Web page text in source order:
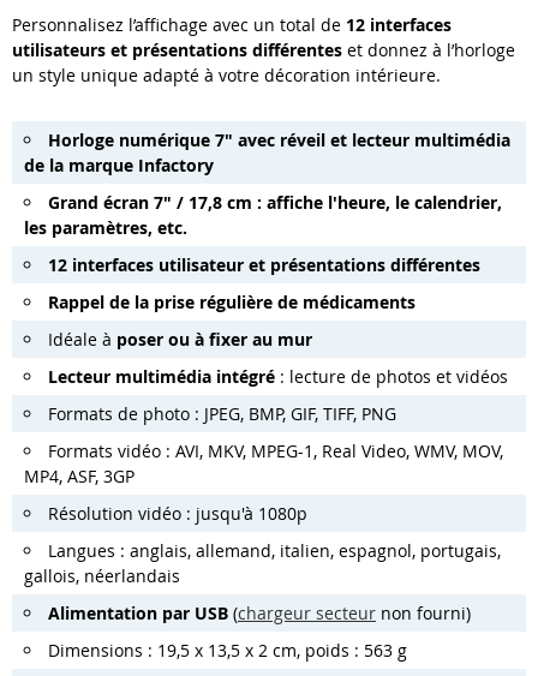
Personnalisez l’affichage avec un total de 12 interfaces
utilisateurs et présentations différentes et donnez à l’horloge
un style unique adapté à votre décoration intérieure.
Horloge numérique 7" avec réveil et lecteur multimédia
de la marque Infactory
Grand écran 7" / 17,8 cm : affiche l'heure, le calendrier,
les paramètres, etc.
12 interfaces utilisateur et présentations différentes
Rappel de la prise régulière de médicaments
Idéale à poser ou à fixer au mur
Lecteur multimédia intégré : lecture de photos et vidéos
Formats de photo : JPEG, BMP, GIF, TIFF, PNG
Formats vidéo : AVI, MKV, MPEG-1, Real Video, WMV, MOV,
MP4, ASF, 3GP
Résolution vidéo : jusqu'à 1080p
Langues : anglais, allemand, italien, espagnol, portugais,
gallois, néerlandais
Alimentation par USB (chargeur secteur non fourni)
Dimensions : 19,5 x 13,5 x 2 cm, poids : 563 g